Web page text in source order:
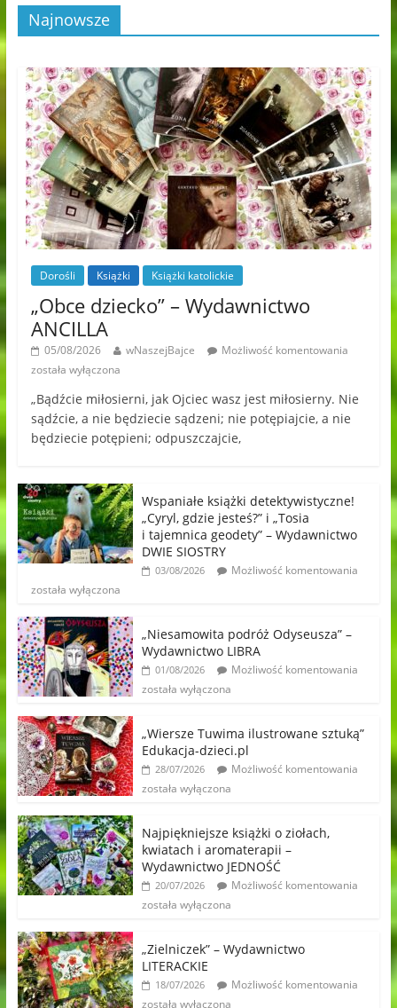
Najnowsze
Dorośli Książki Książki katolickie
„Obce dziecko” – Wydawnictwo
ANCILLA
05/08/2026 wNaszejBajce
Możliwość komentowania
została wyłączona
„Bądźcie miłosierni, jak Ojciec wasz jest miłosierny. Nie
sądźcie, a nie będziecie sądzeni; nie potępiajcie, a nie
będziecie potępieni; odpuszczajcie,
Wspaniałe książki detektywistyczne!
„Cyryl, gdzie jesteś?” i „Tosia
i tajemnica geodety” – Wydawnictwo
DWIE SIOSTRY
03/08/2026
Możliwość komentowania
została wyłączona
„Niesamowita podróż Odyseusza” –
Wydawnictwo LIBRA
01/08/2026
Możliwość komentowania
została wyłączona
„Wiersze Tuwima ilustrowane sztuką”
Edukacja-dzieci.pl
28/07/2026
Możliwość komentowania
została wyłączona
Najpiękniejsze książki o ziołach,
kwiatach i aromaterapii –
Wydawnictwo JEDNOŚĆ
20/07/2026
Możliwość komentowania
została wyłączona
„Zielniczek” – Wydawnictwo
LITERACKIE
18/07/2026
Możliwość komentowania
została wyłączona